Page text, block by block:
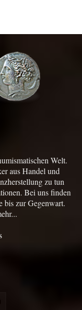
Welt.
aus Handel und
zu tun
Bei uns finden
bis zur Gegenwart.